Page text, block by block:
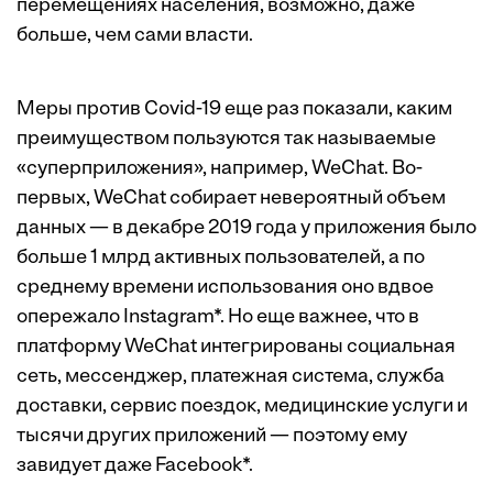
перемещениях населения, возможно, даже
больше, чем сами власти.
Меры против Covid-19 еще раз показали, каким
преимуществом пользуются так называемые
«суперприложения», например, WeChat. Во-
первых, WeChat собирает невероятный объем
данных — в декабре 2019 года у приложения было
больше 1 млрд активных пользователей, а по
среднему времени использования оно вдвое
опережало Instagram*. Но еще важнее, что в
платформу WeChat интегрированы социальная
сеть, мессенджер, платежная система, служба
доставки, сервис поездок, медицинские услуги и
тысячи других приложений — поэтому ему
завидует даже Facebook*.